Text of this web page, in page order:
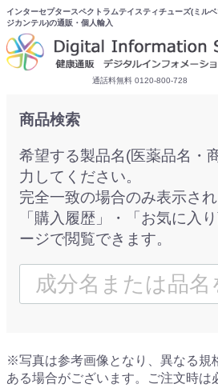
インターセプタースペクトラムテイスティチューズ(ミル
ジカンテル)の通販・個人輸入
通話料無料 0120-800-728
商品検索
希望する製品名(医薬品名・
力してください。
完全一致の場合のみ表示され
「購入履歴」・「お気に入
ージで閲覧できます。
※写真は参考画像となり、異なる規
ある場合がございます。ご注文時は